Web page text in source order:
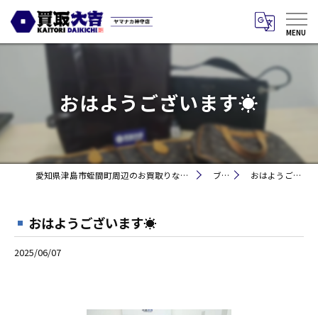
おはようございます☀
愛知県津島市蛭間町周辺のお買取りなら買取大吉 ヤマナカ神守店 ブログ おはようございます☀
おはようございます☀
2025/06/07